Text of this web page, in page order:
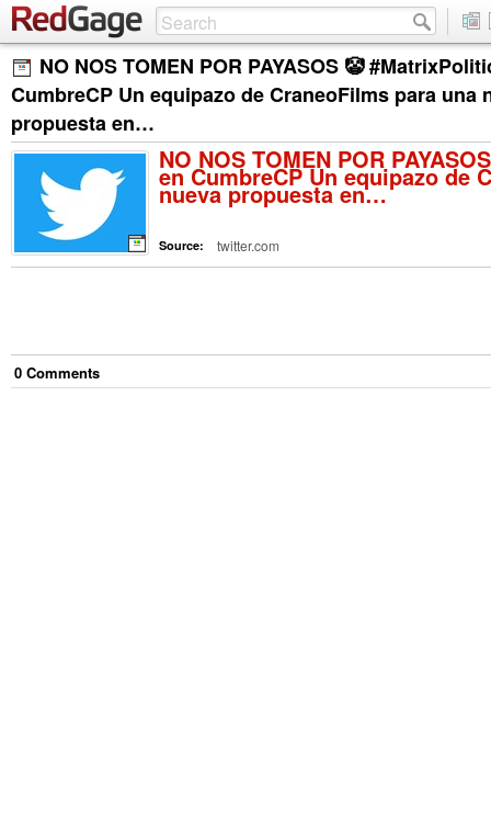
NO NOS TOMEN POR PAYASOS 🤡
CumbreCP Un equipazo de CraneoFilms para una
propuesta en…
NO NOS TOMEN POR
en CumbreCP Un equipazo de
nueva propuesta en…
Source: twitter.com
0 Comments